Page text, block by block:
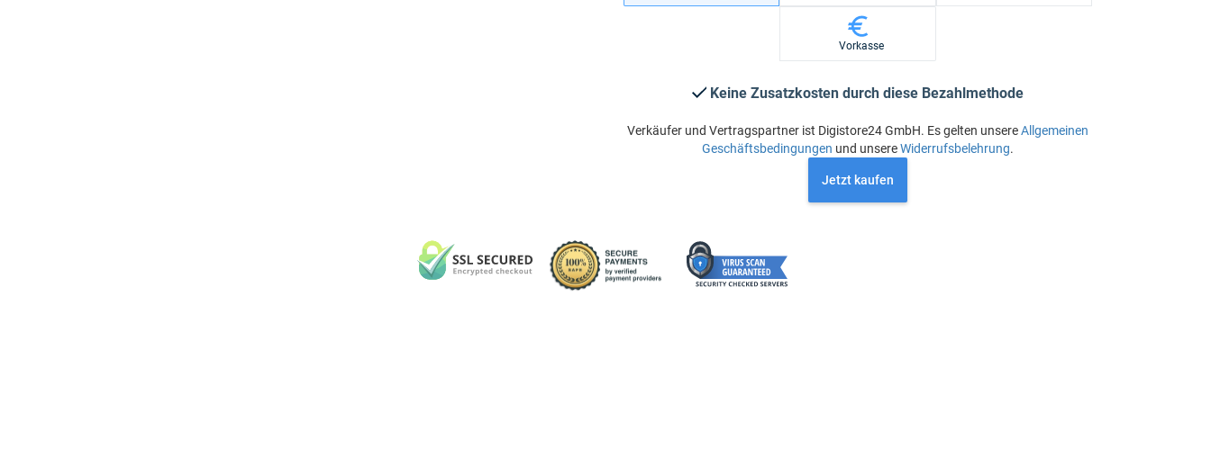
Vorkasse
Keine Zusatzkosten durch diese Bezahlmethode
Verkäufer und Vertragspartner ist Digistore24 GmbH. Es gelten unsereAllgemeinen
Geschäftsbedingungen und unsereWiderrufsbelehrung.
Jetzt kaufen